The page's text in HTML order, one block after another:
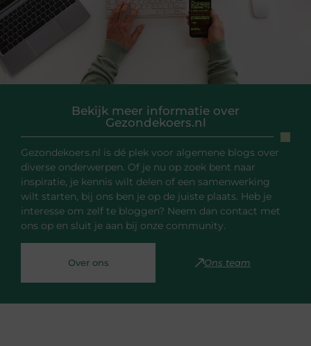
Bekijk meer informatie over
Gezondekoers.nl
Gezondekoers.nl is dé plek voor algemene blogs over
diverse onderwerpen. Of je nu op zoek bent naar
inspiratie, je kennis wilt delen of een samenwerking
wilt starten, bij ons ben je op de juiste plaats. Heb je
interesse om zelf te bloggen? Neem dan contact met
ons op en sluit je aan bij onze community.
Over ons Ons team